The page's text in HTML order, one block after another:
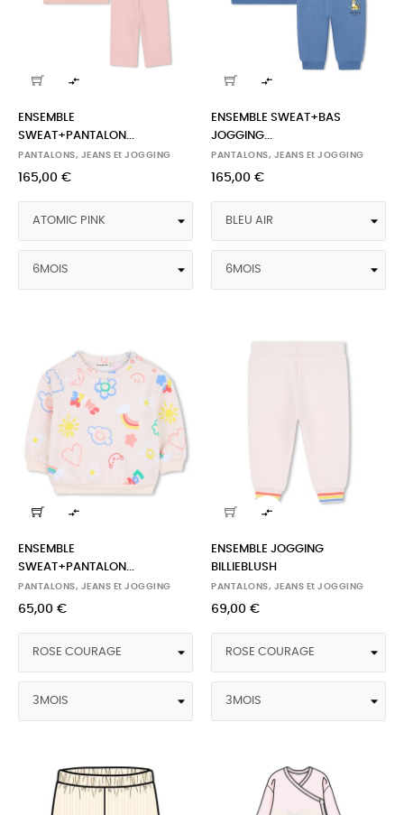

ENSEMBLE
SWEAT+PANTALON...
PANTALONS, JEANS Et JOGGING
165,00 €

ENSEMBLE SWEAT+BAS
JOGGING...
PANTALONS, JEANS Et JOGGING
165,00 €

ENSEMBLE
SWEAT+PANTALON...
PANTALONS, JEANS Et JOGGING
65,00 €

ENSEMBLE JOGGING
BILLIEBLUSH
PANTALONS, JEANS Et JOGGING
69,00 €